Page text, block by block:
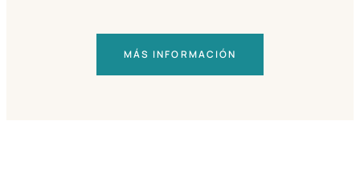
MÁS INFORMACIÓN